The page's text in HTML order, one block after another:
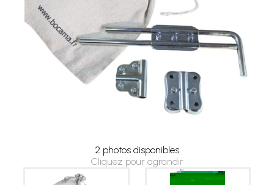
2 photos disponibles
Cliquez pour agrandir